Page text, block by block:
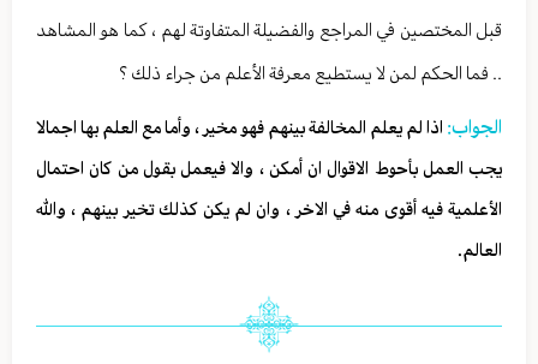
قبل المختصين في المراجع والفضيلة المتفاوتة لهم ، كما هو المشاهد
.. فما الحكم لمن لا يستطيع معرفة الأعلم من جراء ذلك ؟
الجواب: اذا لم يعلم المخالفة بينهم فهو مخير ، وأما مع العلم بها اجمالا
يجب العمل بأحوط الاقوال ان أمكن ، والا فيعمل بقول من كان احتمال
الأعلمية فيه أقوى منه في الاخر ، وان لم يكن كذلك تخير بينهم ، والله
العالم.